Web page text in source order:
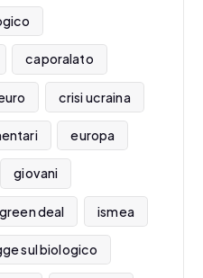
caporalato
crisi ucraina
europa
giovani
green deal ismea
sul biologico